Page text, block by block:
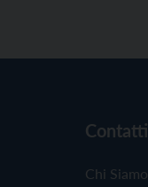
Contatti
Chi Siamo